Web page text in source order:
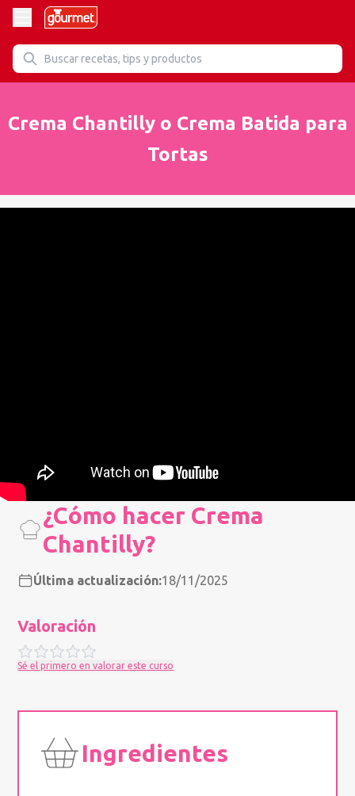
Crema Chantilly o Crema Batida para
Tortas
¿Cómo hacer Crema
Chantilly?
Última actualización:18/11/2025
Valoración
Sé el primero en valorar este curso
Ingredientes